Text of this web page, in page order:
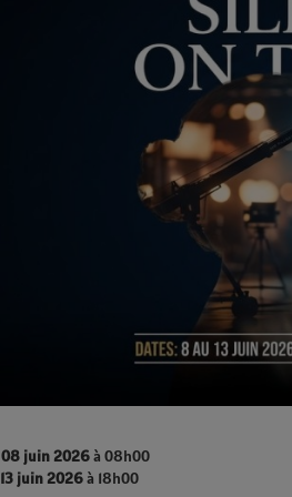
08 juin 2026à 08h00
13 juin 2026à 18h00